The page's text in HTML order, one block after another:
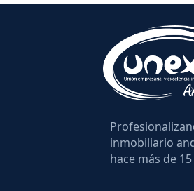
inmobiliario
hace más de